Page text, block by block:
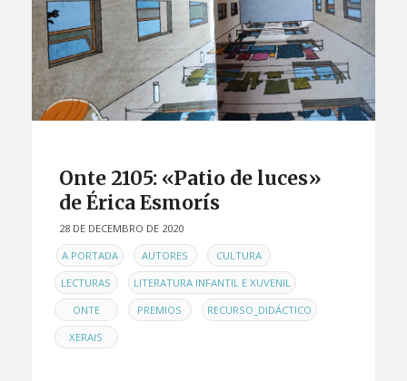
Onte 2105: «Patio de luces»
de Érica Esmorís
28 DE DECEMBRO DE 2020
ENA PORTADA , AUTORES , CULTURA ,
LECTURAS , LITERATURA INFANTIL E XUVENIL ,
ONTE , PREMIOS , RECURSO_DIDÁCTICO ,
XERAIS